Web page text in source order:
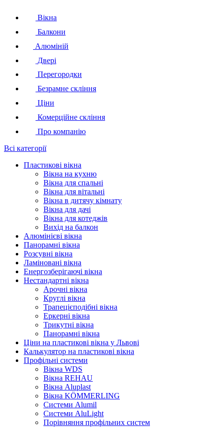
Вікна
Балкони
Алюміній
Двері
Перегородки
Безрамне скління
Ціни
Комерційне скління
Про компанію
Всі категорії
Пластикові вікна
Вікна на кухню
Вікна для спальні
Вікна для вітальні
Вікна в дитячу кімнату
Вікна для дачі
Вікна для котеджів
Вихід на балкон
Алюмінієві вікна
Панорамні вікна
Розсувні вікна
Ламіновані вікна
Енергозберігаючі вікна
Нестандартні вікна
Арочні вікна
Круглі вікна
Трапецієподібні вікна
Еркерні вікна
Трикутні вікна
Панорамні вікна
Ціни на пластикові вікна у Львові
Калькулятор на пластикові вікна
Профільні системи
Вікна WDS
Вікна REHAU
Вікна Aluplast
Вікна KÖMMERLING
Cистеми Alumil
Системи AluLight
Порівняння профільних систем